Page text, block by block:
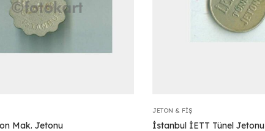
Mak. Jetonu
JETON & FIŞ
İstanbul İETT Tünel Jetonu